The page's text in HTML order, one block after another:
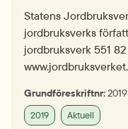
Statens
jordbruksverks
jordbruksverk 551
Grundföreskriftnr:
2019 Aktuell